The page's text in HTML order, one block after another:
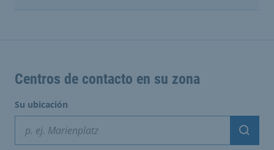
Centros de contacto en su zona
Su ubicación